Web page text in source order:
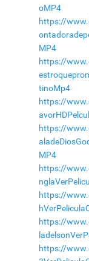
oMP4
https://
MP4
https://
tinoMp4
https://
https://
MP4
https://
https://
https://
https://